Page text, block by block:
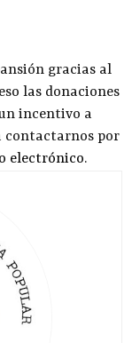
gracias al
las donaciones
incentivo a
contactarnos por
electrónico.